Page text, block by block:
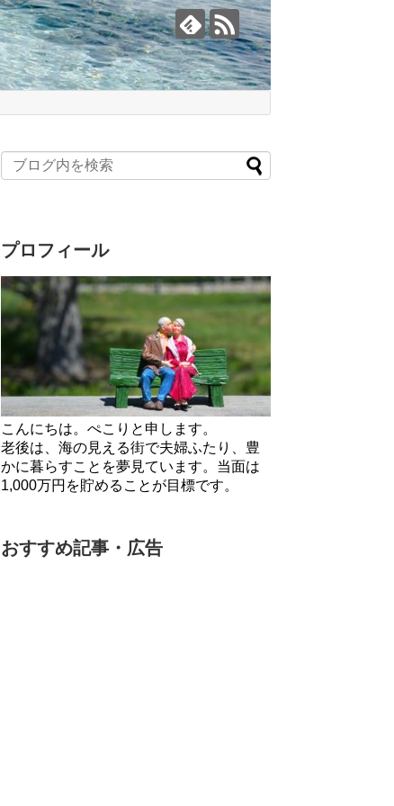
プロフィール
こんにちは。ぺこりと申します。
老後は、海の見える街で夫婦ふたり、豊
かに暮らすことを夢見ています。当面は
1,000万円を貯めることが目標です。
おすすめ記事・広告